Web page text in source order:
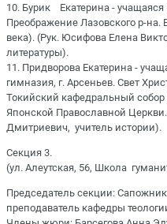
10. Бурик Екатерина -
Преображение Лазовского р-на.
века). (Рук. Юсифова Елена
литературы).
11. Придворова Екатерина -
гимназия, г. Арсеньев. Свет
Токийский кафедральный собор
Японской Православной
Дмитриевич, учитель истории).
Секция 3.
(ул. Алеутская, 56, Школа
Председатель секции:
преподаватель кафедры